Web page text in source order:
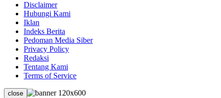
Disclaimer
Hubungi Kami
Iklan
Indeks Berita
Pedoman Media Siber
Privacy Policy
Redaksi
Tentang Kami
Terms of Service
close